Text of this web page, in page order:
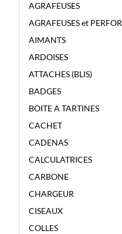
AGRAFEUSES
AGRAFEUSES et
AIMANTS
ARDOISES
ATTACHES (BLIS)
BADGES
BOITE A TARTINES
CACHET
CADENAS
CALCULATRICES
CARBONE
CHARGEUR
CISEAUX
COLLES